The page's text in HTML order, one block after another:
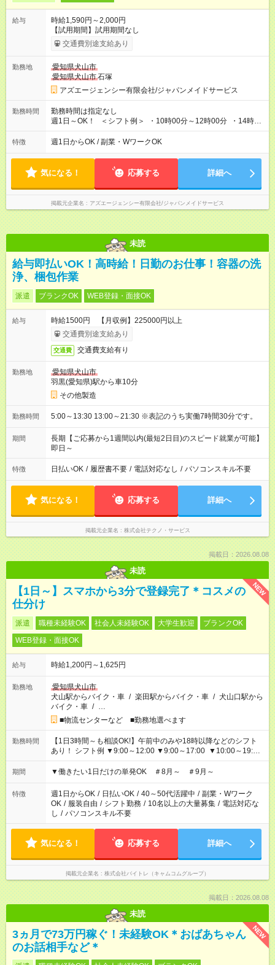
給与
時給1,590円～2,000円
【試用期間】試用期間なし
交通費別途支給あり
勤務地
愛知県犬山市
愛知県犬山市石塚
アズエージェンシー有限会社/ジャパンメイドサービス
勤務時間
勤務時間は指定なし
週1日～OK！ ＜シフト例＞ ・10時00分～12時00分 ・14時00
分～16時00分 ※勤務帯は複数あります！ ＼働き方のご希望を
聞かせてください！／ 気になることはなんでも相談してくださ
特徴 週1日からOK / 副業・WワークOK
気になる！ 応募する 詳細へ
掲載元企業名 アズエージェンシー有限会社/ジャパンメイドサービス
未読
給与即払いOK！高時給！日勤のお仕事！容器の洗
浄、梱包作業
派遣 ブランクOK WEB登録・面接OK
給与
時給1500円 【月収例】225000円以上
交通費別途支給あり
交通費 交通費支給有り
勤務地
愛知県犬山市
羽黒(愛知県)駅から車10分
その他製造
勤務時間 5:00～13:30 13:00～21:30 ※表記のうち実働7時間30分です。
期間
長期【ご応募から1週間以内(最短2日目)のスピード就業が可能】
即日～
特徴 日払いOK / 履歴書不要 / 電話対応なし / パソコンスキル不要
気になる！ 応募する 詳細へ
掲載元企業名 株式会社テクノ・サービス
掲載日：2026.08.08
未読
NEW
【1日～】スマホから3分で登録完了＊コスメの
仕分け
派遣 職種未経験OK 社会人未経験OK 大学生歓迎
ブランクOK
WEB登録・面接OK
給与 時給1,200円～1,625円
勤務地
愛知県犬山市
犬山駅からバイク・車 / 楽田駅からバイク・車 / 犬山口駅から
バイク・車 / …
■物流センターなど ■勤務地選べます
勤務時間
【1日3時間～も相談OK!】午前中のみや18時以降などのシフト
あり！ シフト例 ▼9:00～12:00 ▼9:00～17:00 ▼10:00～19:00
▼18:00～21:00
期間 ▼働きたい1日だけの単発OK ＃8月～ ＃9月～
特徴 週1日からOK / 日払いOK / 40～50代活躍中 / 副業・Wワーク
OK / 服装自由 / シフト勤務 / 10名以上の大量募集 / 電話対応な
し / パソコンスキル不要
気になる！ 応募する 詳細へ
掲載元企業名 株式会社バイトレ（キャムコムグループ）
掲載日：2026.08.08
未読
NEW
3ヵ月で73万円稼ぐ！未経験OK＊おばあちゃん
のお話相手など＊